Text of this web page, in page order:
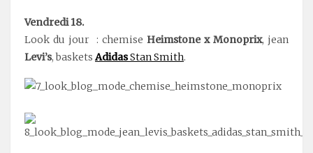
Vendredi 18.
Look du jour : chemise Heimstone x Monoprix, jean
Levi’s, basketsAdidasStan Smith.